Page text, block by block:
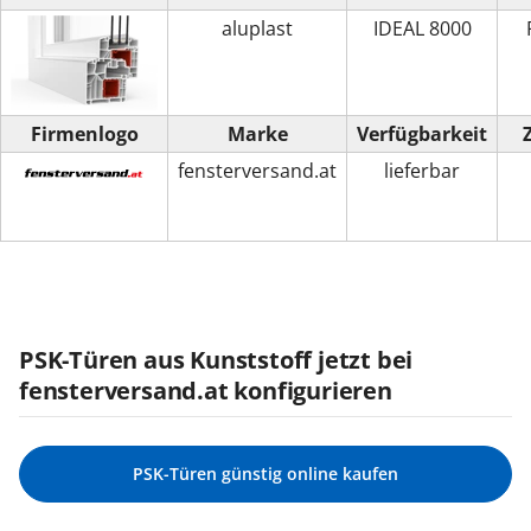
aluplast
IDEAL 8000
Firmenlogo
Marke
fensterversand.at
Verfügbarkeit
lieferbar
PSK-Türen aus Kunststoff jetzt bei
fensterversand.at konfigurieren
PSK-Türen günstig online kaufen